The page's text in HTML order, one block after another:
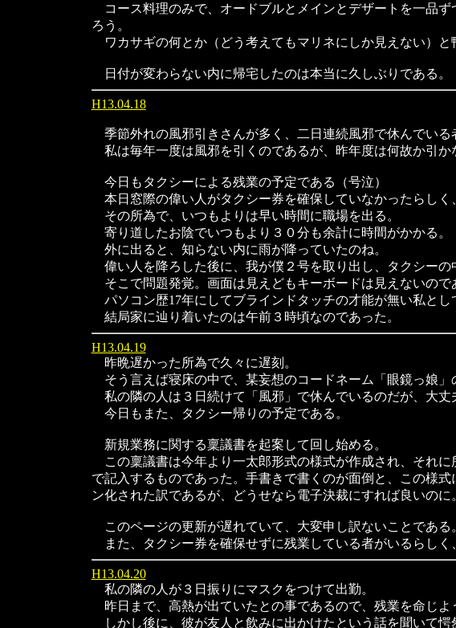
コース料理のみで、オードブルとメインとデザートを一品
ろう。
ワカサギの何とか（どう考えてもマリネにしか見えない）と
日付が変わらない内に帰宅したのは本当に久しぶりである。
H13.04.18
季節外れの風邪引きさんが多く、二日連続風邪で休んでいる
私は毎年一度は風邪を引くのであるが、昨年度は何故か引か
今日もタクシーによる残業の予定である（号泣）
本日窓際の偉い人がタクシー券を確保していなかったらしく
その所為で、いつもよりは早い時間に職場を出る。
寄り道したお陰でいつもより３０分も余計に時間がかかる。
外に出ると、知らない内に雨が降っていたのね。
偉い人を降ろした後に、我が僕２号を取り出し、タクシーの
そこで問題発覚。画面は見えどもキーボードは見えないので
パソコン歴17年にしてブラインドタッチの才能が無い私とし
結局家に辿り着いたのは午前３時頃なのであった。
H13.04.19
昨晩遅かった所為で久々に遅刻。
そう言えば寝床の中で、某妄想のコードネーム「眼鏡っ娘」
私の隣の人は３日続けて「風邪」で休んでいるのだが、大丈
今日もまた、タクシー帰りの予定である。
新規業務に関する稟議書を起案して回し始める。
この稟議書は今年より一太郎形式の様式が作成され、それ
で記入するものであった。手書きで書くのが面倒と、この様
ン化された訳であるが、どうせなら電子決裁にすれば良いのに。
このページの更新が遅れていて、大変申し訳ないことであ
また、タクシー券を確保せずに残業している者がいるらしく
H13.04.20
私の隣の人が３日振りにマスクをつけて出勤。
昨日まで、高熱が出ていたとの事であるので、残業を命じよ
しかし後に、彼が友人と飲みに出かけたという話を聞いて愕